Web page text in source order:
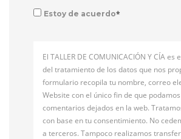
Estoy de acuerdo*
El TALLER DE COMUNICACIÓN Y CÍA es
del tratamiento de los datos que nos
formulario recopila tu nombre, correo
Website con el único fin de que
comentarios dejados en la web.
con base en tu consentimiento. No
a terceros. Tampoco realizamos